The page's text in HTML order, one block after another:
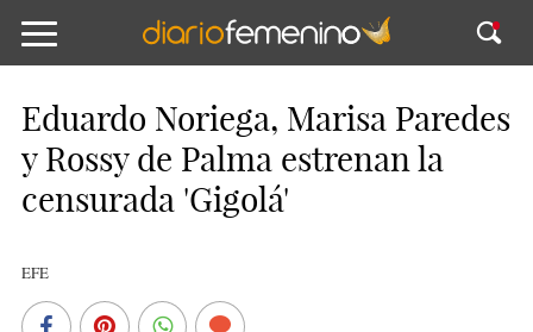
Eduardo Noriega, Marisa Paredes
y Rossy de Palma estrenan la
censurada 'Gigolá'
EFE